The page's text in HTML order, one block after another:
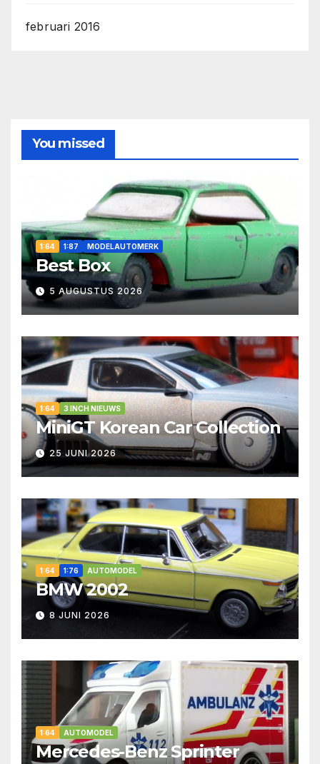
februari 2016
You missed
1:64 1:87 MODELAUTOMERK
Best Box
5 AUGUSTUS 2026
1:64 3 INCH NIEUWS
MiniGT Korean Car Collection
25 JUNI 2026
1:64 1:76 AUTOMODEL
BMW 2002
8 JUNI 2026
1:64 AUTOMODEL
Mercedes-Benz Sprinter